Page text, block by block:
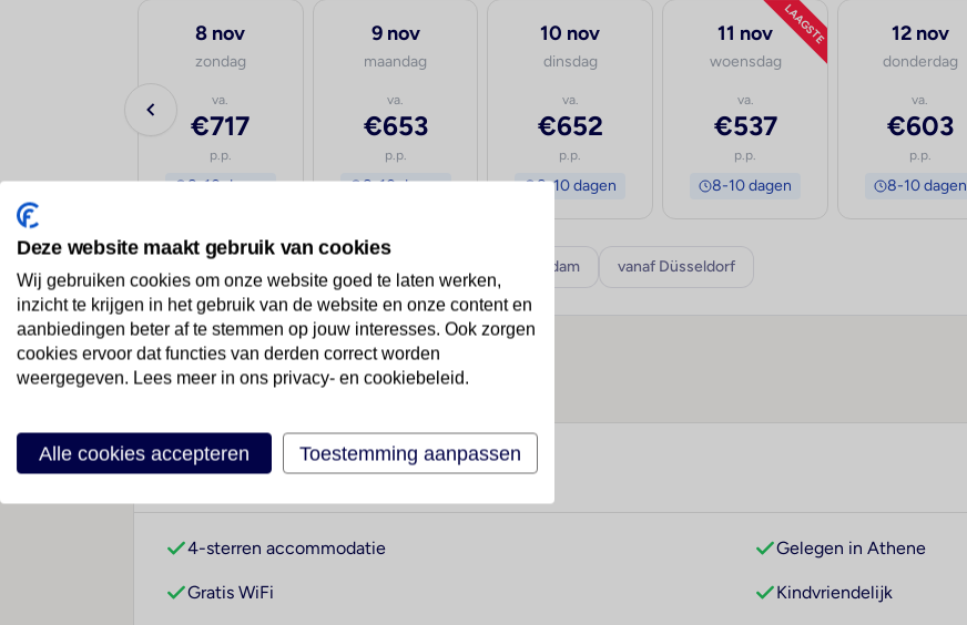
8-10 dagen
8 nov
zondag
va.
€717
p.p.
8-10 dagen
9 nov
maandag
va.
€653
p.p.
8-10 dagen
10 nov
dinsdag
va.
€652
p.p.
8-10 dagen
LAAGSTE
11 nov
woensdag
va.
€537
p.p.
8-10 dagen
12 nov
donderdag
va.
€603
p.p.
8-10 dagen
vanaf Rotterdam vanaf Düsseldorf
Waarom dit hotel?
4-sterren accommodatie Gelegen in Athene
Gratis WiFi Kindvriendelijk
Deze website maakt gebruik van cookies
Wij gebruiken cookies om onze website goed te laten werken,
inzicht te krijgen in het gebruik van de website en onze content en
aanbiedingen beter af te stemmen op jouw interesses. Ook zorgen
cookies ervoor dat functies van derden correct worden
weergegeven. Lees meer in ons privacy- en cookiebeleid.
Alle cookies accepteren Toestemming aanpassen